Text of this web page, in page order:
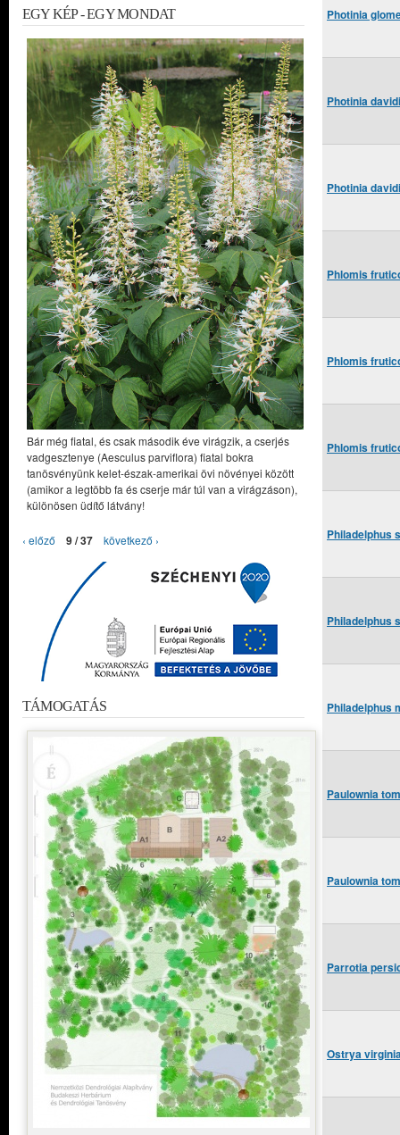
Photinia
Photinia
Photinia
Phlomis
Phlomis
Phlomis
Philadelphus
Philadelphus
Philadelphus
Paulownia
Paulownia
Parrotia
Ostrya
EGY KÉP - EGY MONDAT
Bár még fiatal, és csak második éve virágzik, a cserjés
vadgesztenye (Aesculus parviflora) fiatal bokra
tanösvényünk kelet-észak-amerikai övi növényei között
(amikor a legtöbb fa és cserje már túl van a virágzáson),
különösen üdítő látvány!
‹ előző 9 / 37 következő ›
TÁMOGATÁS